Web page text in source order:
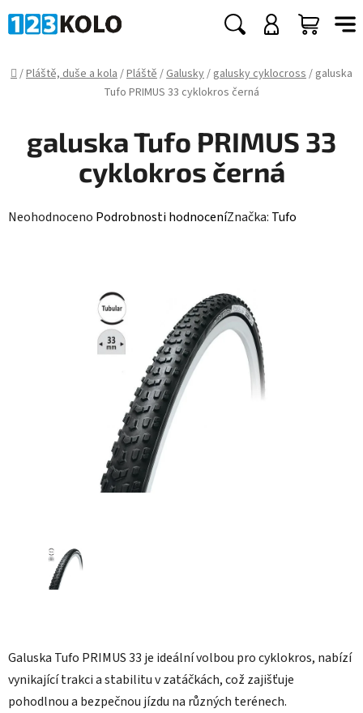
na
Hledat
KOŠÍK
Domů
/Pláště, duše a kola/Pláště/Galusky/ galusky cyklocross/ galuska
Tufo PRIMUS 33 cyklokros černá
Galuska Tufo PRIMUS 33 je ideální volbou pro cyklokros, nabízí
vynikající trakci a stabilitu v zatáčkách, což zajišťuje
pohodlnou a bezpečnou jízdu na různých terénech.
galuska Tufo PRIMUS 33
cyklokros černá
Průměrné
Neohodnoceno Podrobnosti hodnoceníZnačka: Tufo